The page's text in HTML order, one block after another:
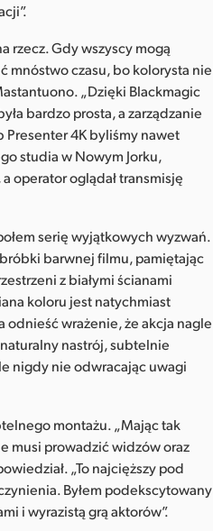
rzecz. Gdy wszyscy mogą
mnóstwo czasu, bo kolorysta nie
„Dzięki Blackmagic
bardzo prosta, a zarządzanie
Presenter 4K byliśmy nawet
studia w Nowym Jorku,
operator oglądał transmisję
serię wyjątkowych wyzwań.
barwnej filmu, pamiętając
z białymi ścianami
koloru jest natychmiast
odnieść wrażenie, że akcja nagle
nastrój, subtelnie
nigdy nie odwracając uwagi
montażu. „Mając tak
musi prowadzić widzów oraz
„To najcięższy pod
Byłem podekscytowany
i wyrazistą grą aktorów”.